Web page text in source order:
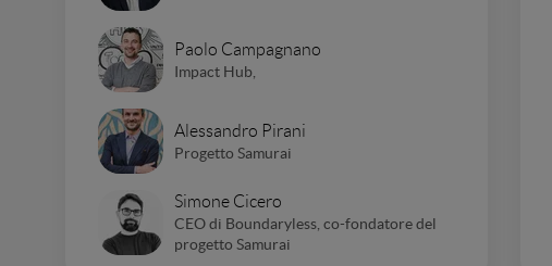
Paolo Campagnano
Impact Hub,
Alessandro Pirani
Progetto Samurai
Simone Cicero
CEO di Boundaryless, co-fondatore del
progetto Samurai